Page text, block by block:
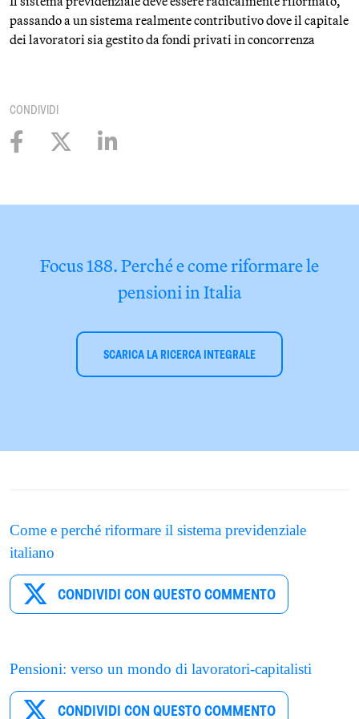
passando a un sistema realmente contributivo dove il capitale
dei lavoratori sia gestito da fondi privati in concorrenza
CONDIVIDI
Focus 188. Perché e come riformare le
pensioni in Italia
SCARICA LA RICERCA INTEGRALE
Come e perché riformare il sistema previdenziale
italiano
CONDIVIDI CON QUESTO COMMENTO
Pensioni: verso un mondo di lavoratori-capitalisti
CONDIVIDI CON QUESTO COMMENTO